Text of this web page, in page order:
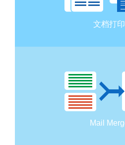
文档打印
Mail